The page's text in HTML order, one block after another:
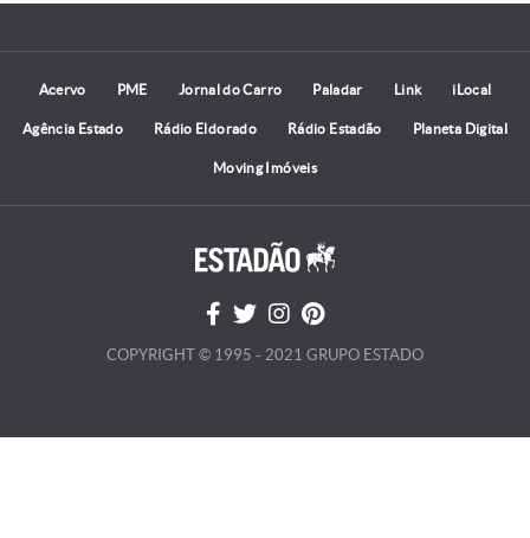
Acervo PME Jornal do Carro Paladar Link iLocal
Agência Estado Rádio Eldorado Rádio Estadão Planeta Digital
Moving Imóveis
COPYRIGHT © 1995 - 2021 GRUPO ESTADO